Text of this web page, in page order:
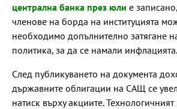
централна банка през юли е
членове на борда на институцията
необходимо допълнително затягане
политика, за да се намали инфлацията.
След публикуването на документа
държавните облигации на САЩ се
натиск върху акциите.